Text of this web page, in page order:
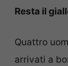
Resta il
Quattro
arrivati a